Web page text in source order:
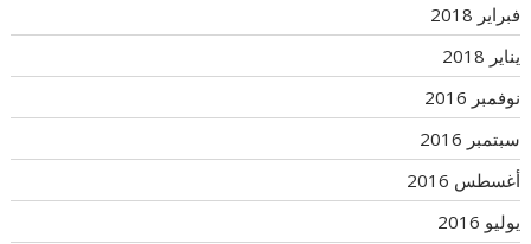
فبراير 2018
يناير 2018
نوفمبر 2016
سبتمبر 2016
أغسطس 2016
يوليو 2016